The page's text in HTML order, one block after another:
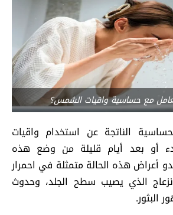
مع حساسية واقيات الشمس؟
الناتجة عن استخدام واقيات
أو بعد أيام قليلة من وضع هذه
أعراض هذه الحالة متمثلة في احمرار
الذي يصيب سطح الجلد، وحدوث
البثور.